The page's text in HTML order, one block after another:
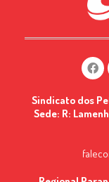
Sindicato dos
Sede: R: